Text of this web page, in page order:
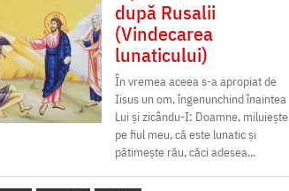
după Rusalii
(Vindecarea
lunaticului)
În vremea aceea s-a apropiat de
Iisus un om, îngenunchind înaintea
Lui și zicându-I: Doamne, miluiește
pe fiul meu, că este lunatic și
pătimește rău, căci adesea...